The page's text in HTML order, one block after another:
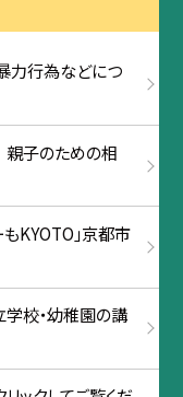
力行為などにつ
子のための相
もKYOTO」京都市
校・幼稚園の講